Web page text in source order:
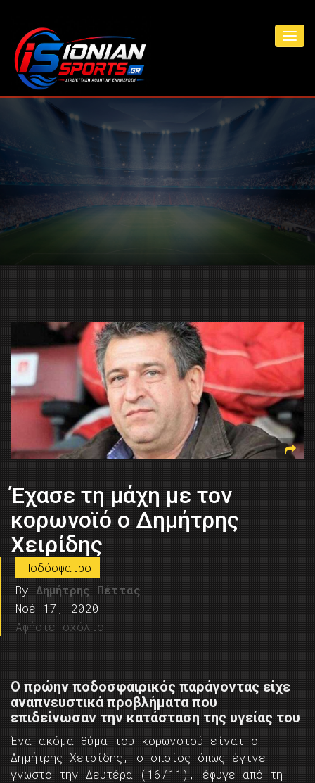
Έχασε τη μάχη με τον
κορωνοϊό ο Δημήτρης
Χειρίδης
Ποδόσφαιρο
By Δημήτρης Πέττας
Νοέ 17, 2020
Αφήστε σχόλιο
Ο πρώην ποδοσφαιρικός παράγοντας είχε
αναπνευστικά προβλήματα που
επιδείνωσαν την κατάσταση της υγείας του
Ένα ακόμα θύμα του κορωνοϊού είναι ο
Δημήτρης Χειρίδης, ο οποίος όπως έγινε
γνωστό την Δευτέρα (16/11), έφυγε από τη